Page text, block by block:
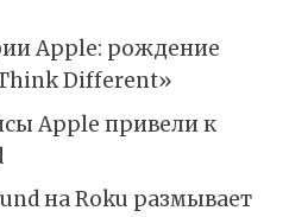
Apple: рождение
Different»
Apple привели к
на Roku размывает